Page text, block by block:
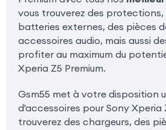
vous trouverez des protections,
batteries externes, des pièces
accessoires audio, mais aussi
profiter au maximum du
Xperia Z5 Premium.
Gsm55 met à votre disposition
d'accessoires pour Sony Xperia
trouverez des chargeurs, des